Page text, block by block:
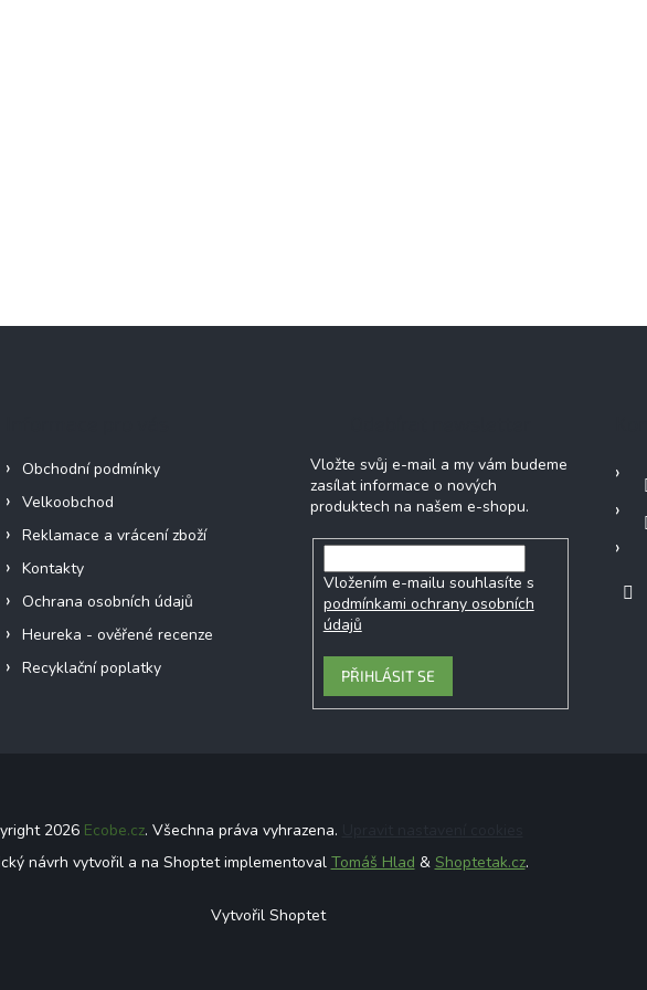
Obchodní podmínky
Velkoobchod
Reklamace a vrácení zboží
Kontakty
Ochrana osobních údajů
Heureka - ověřené recenze
Recyklační poplatky
Vložte svůj e-mail a my vám budeme
zasílat informace o nových
produktech na našem e-shopu.
Vložením e-mailu souhlasíte s
podmínkami ochrany osobních
údajů
PŘIHLÁSIT SE
2026 Ecobe.cz. Všechna práva vyhrazena.
návrh vytvořil a na Shoptet implementoval Tomáš Hlad & Shoptetak.cz.
Vytvořil Shoptet